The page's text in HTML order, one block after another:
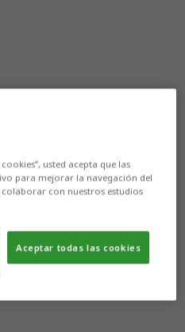
usted acepta que las
para mejorar la navegación del
con nuestros estudios
Aceptar todas las cookies